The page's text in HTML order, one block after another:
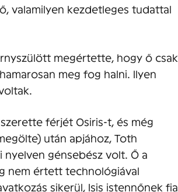
valamilyen kezdetleges tudattal
megértette, hogy ő csak
meg fog halni. Ilyen
férjét Osiris-t, és még
után apjához, Toth
nyelven génsebész volt. Ő a
nem értett technológiával
sikerül, Isis istennőnek fia